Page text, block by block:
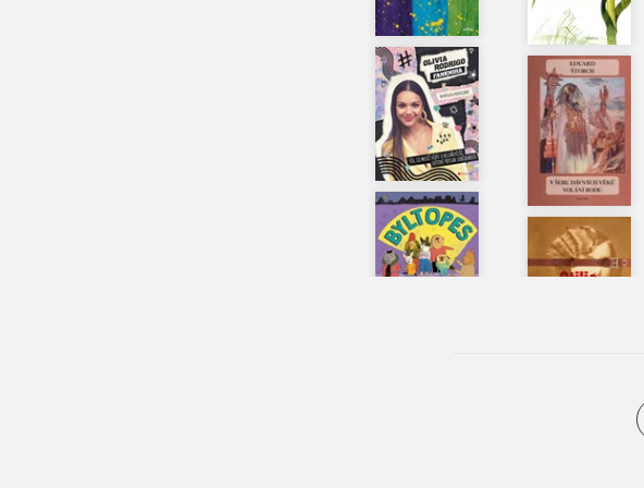
Beletrie pro dospělé
Byznys a ekonomie
Hobby
Jazyky
Kalendáře
Kariéra a osobní rozvoj
Komiks
Křížovky
Kuchařky